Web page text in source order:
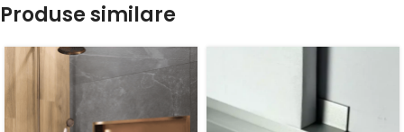
Produse similare